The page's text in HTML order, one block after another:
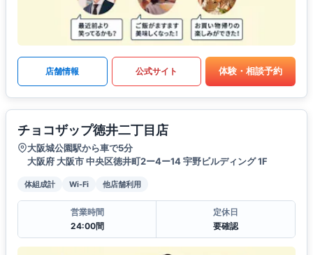
店舗情報 公式サイト 体験・相談予約
チョコザップ徳井二丁目店
大阪城公園駅から車で5分
大阪府 大阪市 中央区徳井町2ー4ー14 宇野ビルディング 1F
体組成計 Wi-Fi 他店舗利用
営業時間
24:00間
定休日
要確認